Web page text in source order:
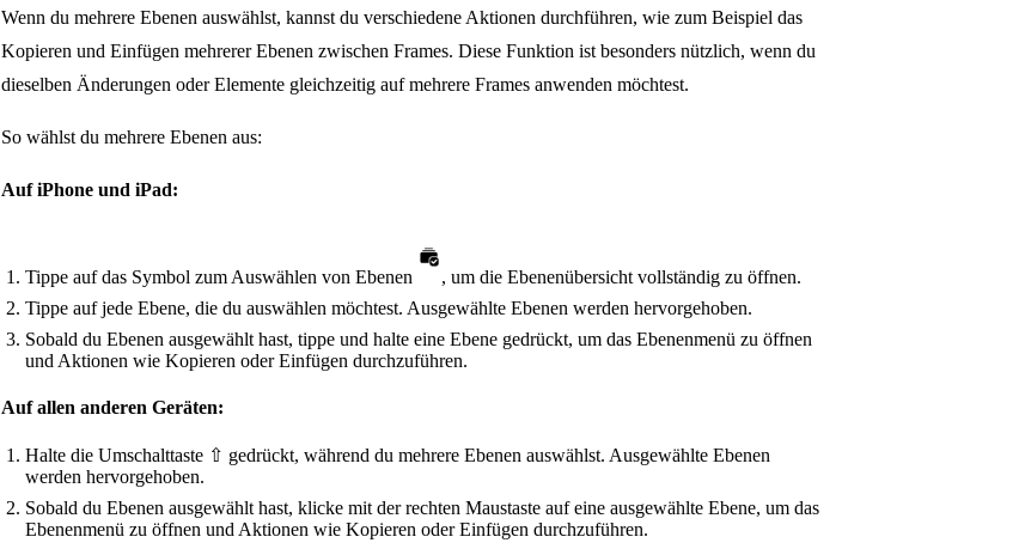
Wenn du mehrere Ebenen auswählst, kannst du verschiedene Aktionen durchführen, wie zum Beispiel das
Kopieren und Einfügen mehrerer Ebenen zwischen Frames. Diese Funktion ist besonders nützlich, wenn du
dieselben Änderungen oder Elemente gleichzeitig auf mehrere Frames anwenden möchtest.
So wählst du mehrere Ebenen aus:
Auf iPhone und iPad:
Tippe auf das Symbol zum Auswählen von Ebenen
, um die Ebenenübersicht vollständig zu öffnen.
Tippe auf jede Ebene, die du auswählen möchtest. Ausgewählte Ebenen werden hervorgehoben.
Sobald du Ebenen ausgewählt hast, tippe und halte eine Ebene gedrückt, um das Ebenenmenü zu öffnen
und Aktionen wie Kopieren oder Einfügen durchzuführen.
Auf allen anderen Geräten:
Halte die Umschalttaste ⇧ gedrückt, während du mehrere Ebenen auswählst. Ausgewählte Ebenen
werden hervorgehoben.
Sobald du Ebenen ausgewählt hast, klicke mit der rechten Maustaste auf eine ausgewählte Ebene, um das
Ebenenmenü zu öffnen und Aktionen wie Kopieren oder Einfügen durchzuführen.